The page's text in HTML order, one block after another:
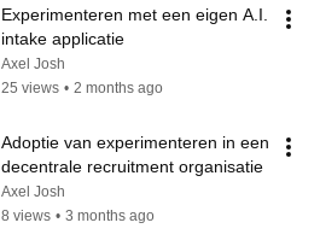
Experimenteren met een eigen A.I.
intake applicatie
Axel Josh
25 views • 2 months ago
Adoptie van experimenteren in een
decentrale recruitment organisatie
Axel Josh
8 views • 3 months ago